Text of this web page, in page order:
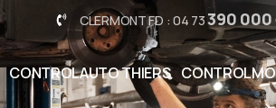
CLERMONT FD : 04 73390 000
CONTROLAUTO THIERS